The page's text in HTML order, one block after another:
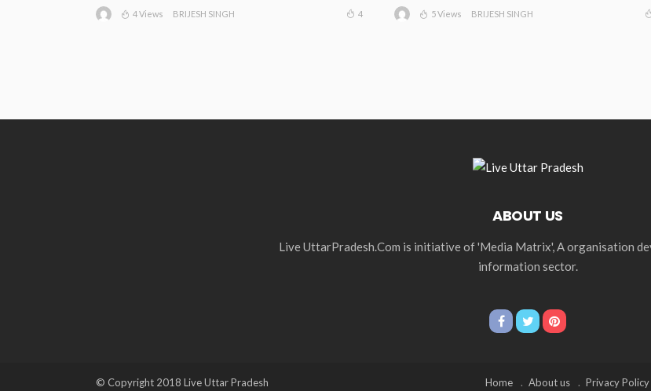
4 Views BRIJESH SINGH 4 5 Views BRIJESH SINGH
ABOUT US
Live UttarPradesh.Com is initiative of 'Media Matrix', A organisation
information sector.
© Copyright 2018 Live Uttar Pradesh Home About us Privacy Policy